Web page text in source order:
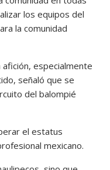
los equipos del
la comunidad
especialmente
señaló que se
del balompié
el estatus
mexicano.